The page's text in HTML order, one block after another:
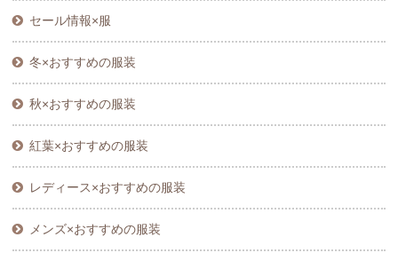
セール情報×服
冬×おすすめの服装
秋×おすすめの服装
紅葉×おすすめの服装
レディース×おすすめの服装
メンズ×おすすめの服装